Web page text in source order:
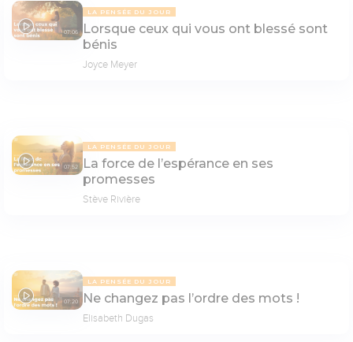
07:06
LA PENSÉE DU JOUR
Lorsque ceux qui vous ont blessé sont
bénis
Joyce Meyer
07:52
LA PENSÉE DU JOUR
La force de l’espérance en ses
promesses
Stève Rivière
07:20
LA PENSÉE DU JOUR
Ne changez pas l’ordre des mots !
Elisabeth Dugas